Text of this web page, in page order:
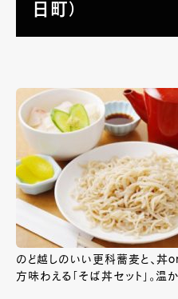
日町）
のど越しのいい更科蕎麦と、丼
方味わえる「そば丼セット」。温